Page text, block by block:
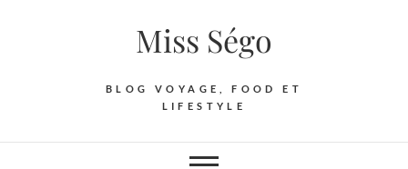
Miss Ségo
BLOG VOYAGE, FOOD ET
LIFESTYLE